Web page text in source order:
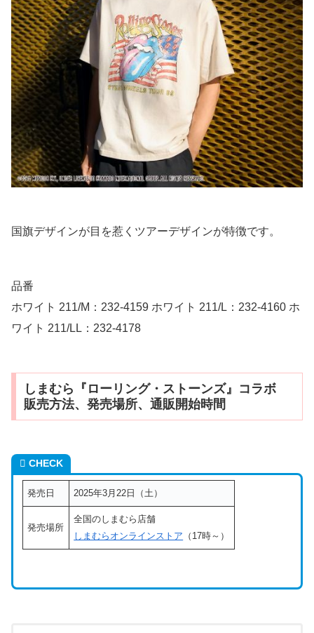
国旗デザインが目を惹くツアーデザインが特徴です。
品番
ホワイト 211/M：232-4159 ホワイト 211/L：232-4160 ホ
ワイト 211/LL：232-4178
しまむら『ローリング・ストーンズ』コラボ
販売方法、発売場所、通販開始時間
CHECK
発売日 2025年3月22日（土）
発売場所
全国のしまむら店舗
しまむらオンラインストア （17時～）